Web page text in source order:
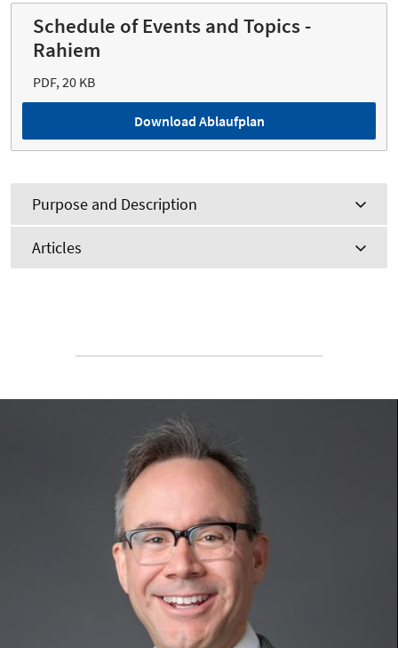
Schedule of Events and Topics -
Rahiem
PDF, 20 KB
Download Ablaufplan
Purpose and Description
Articles